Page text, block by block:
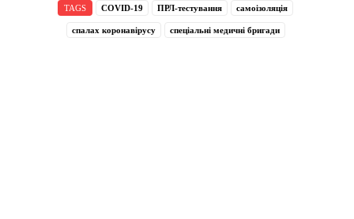
TAGS COVID-19 ПРЛ-тестування самоізоляція
спалах коронавірусу спеціальні медичні бригади